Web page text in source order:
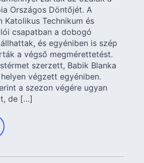
Országos Döntőjét. A
Katolikus Technikum és
csapatban a dobogó
és egyéniben is szép
a végső megmérettetést.
szerzett, Babik Blanka
végzett egyéniben.
a szezon végére ugyan
de […]